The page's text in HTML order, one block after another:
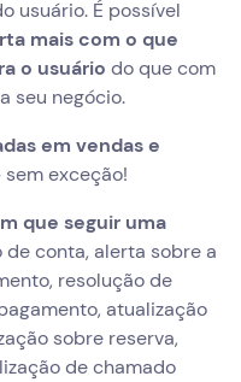
usuário. É possível
mais com o que
o usuário do que com
seu negócio.
em vendas e
sem exceção!
que seguir uma
de conta, alerta sobre a
resolução de
atualização
sobre reserva,
de chamado